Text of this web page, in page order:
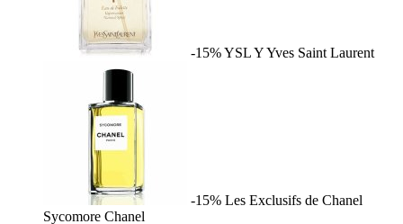
-15%YSL YYves Saint Laurent
-15% Les Exclusifs de Chanel
Sycomore Chanel